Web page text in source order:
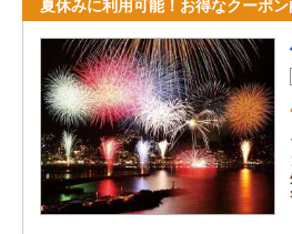
夏休みに利用可能！お得なクーポ